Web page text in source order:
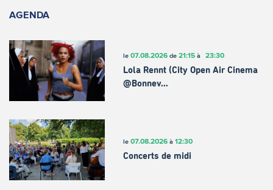
AGENDA
le 07.08.2026de 21:15à 23:30
Lola Rennt (City Open Air Cinema
@Bonnev…
le 07.08.2026à 12:30
Concerts de midi